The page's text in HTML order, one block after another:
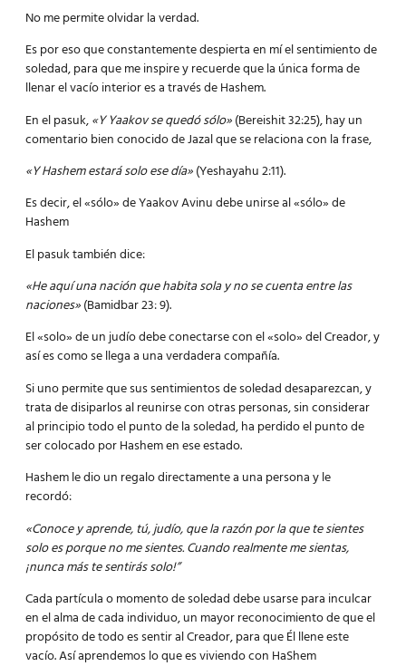
No me permite olvidar la verdad.
Es por eso que constantemente despierta en mí el sentimiento de
soledad, para que me inspire y recuerde que la única forma de
llenar el vacío interior es a través de Hashem.
En el pasuk,«Y Yaakov se quedó sólo»(Bereishit 32:25), hay un
comentario bien conocido de Jazal que se relaciona con la frase,
«Y Hashem estará solo ese día»(Yeshayahu 2:11).
Es decir, el «sólo» de Yaakov Avinu debe unirse al «sólo» de
Hashem
El pasuk también dice:
«He aquí una nación que habita sola y no se cuenta entre las
naciones»(Bamidbar 23: 9).
El «solo» de un judío debe conectarse con el «solo» del Creador, y
así es como se llega a una verdadera compañía.
Si uno permite que sus sentimientos de soledad desaparezcan, y
trata de disiparlos al reunirse con otras personas, sin considerar
al principio todo el punto de la soledad, ha perdido el punto de
ser colocado por Hashem en ese estado.
Hashem le dio un regalo directamente a una persona y le
recordó:
«Conoce y aprende, tú, judío, que la razón por la que te sientes
solo es porque no me sientes. Cuando realmente me sientas,
¡nunca más te sentirás solo!”
Cada partícula o momento de soledad debe usarse para inculcar
en el alma de cada individuo, un mayor reconocimiento de que el
propósito de todo es sentir al Creador, para que Él llene este
vacío. Así aprendemos lo que es viviendo con HaShem